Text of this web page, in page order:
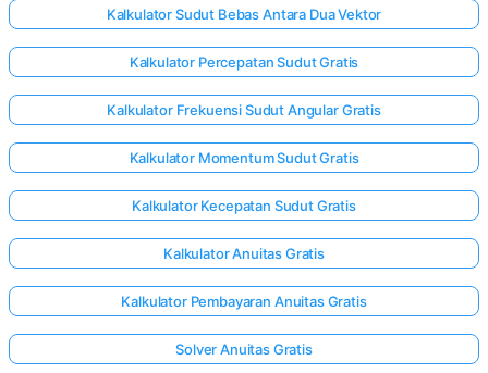
Kalkulator Sudut Bebas Antara Dua Vektor
Kalkulator Percepatan Sudut Gratis
Kalkulator Frekuensi Sudut Angular Gratis
Kalkulator Momentum Sudut Gratis
Kalkulator Kecepatan Sudut Gratis
Kalkulator Anuitas Gratis
Kalkulator Pembayaran Anuitas Gratis
Solver Anuitas Gratis